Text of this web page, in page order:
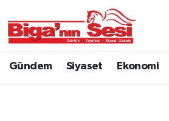
Gündem Siyaset Ekonomi
Asayiş
Çanakkale Hava Durumu